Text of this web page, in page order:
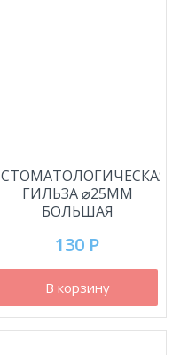
СТОМАТОЛОГИЧЕСКАЯ
ГИЛЬЗА ⌀25ММ
БОЛЬШАЯ
130 Р
В корзину